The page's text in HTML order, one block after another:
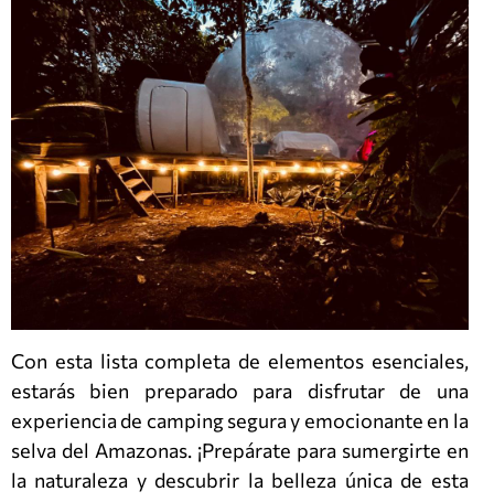
Con esta lista completa de elementos esenciales,
estarás bien preparado para disfrutar de una
experiencia de camping segura y emocionante en la
selva del Amazonas. ¡Prepárate para sumergirte en
la naturaleza y descubrir la belleza única de esta